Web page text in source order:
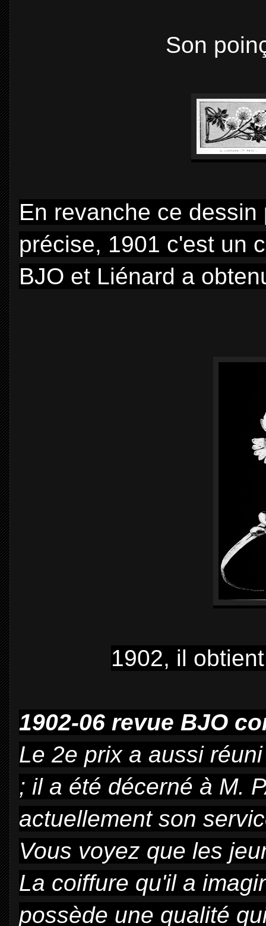
Son
En revanche ce
précise, 1901 c'est un
BJO et Liénard a
1902, il
1902-06 revue BJO
Le 2e prix a aussi
; il a été décerné à M.
actuellement son
Vous voyez que les
La coiffure qu'il a
possède une qualité